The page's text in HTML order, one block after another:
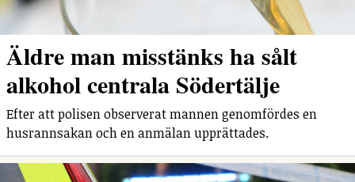
Äldre man misstänks ha sålt
alkohol centrala Södertälje
Efter att polisen observerat mannen genomfördes en
husrannsakan och en anmälan upprättades.